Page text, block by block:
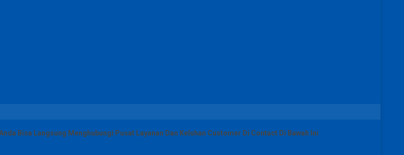
Bisa Langsung Menghubungi Pusat Layanan Dan Keluhan Customer Di Contact Di Bawah Ini